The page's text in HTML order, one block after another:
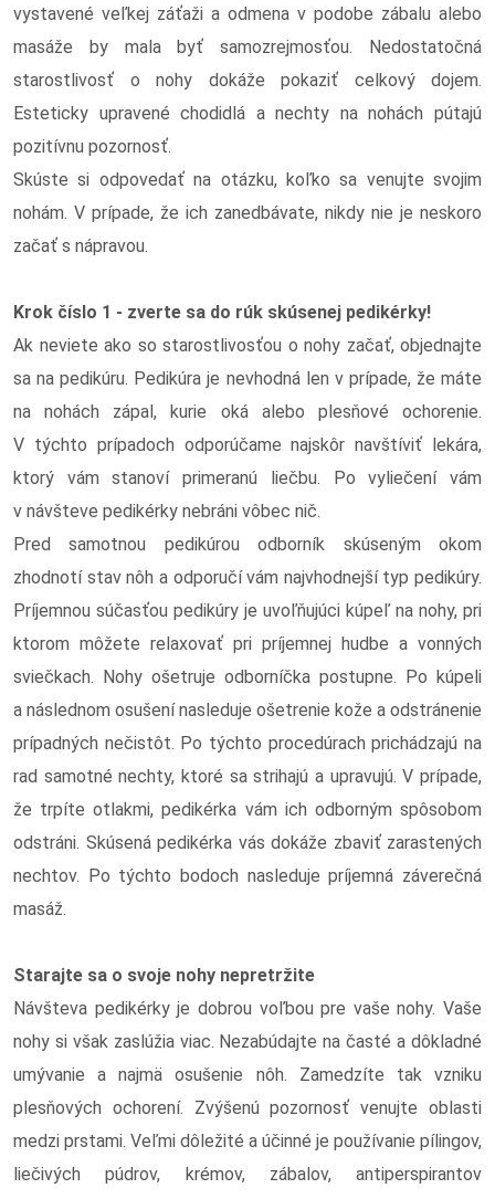
vystavené veľkej záťaži a odmena v podobe zábalu alebo
masáže by mala byť samozrejmosťou. Nedostatočná
starostlivosť o nohy dokáže pokaziť celkový dojem.
Esteticky upravené chodidlá a nechty na nohách pútajú
pozitívnu pozornosť.
Skúste si odpovedať na otázku, koľko sa venujte svojim
nohám. V prípade, že ich zanedbávate, nikdy nie je neskoro
začať s nápravou.
Krok číslo 1 - zverte sa do rúk skúsenej pedikérky!
Ak neviete ako so starostlivosťou o nohy začať, objednajte
sa na pedikúru. Pedikúra je nevhodná len v prípade, že máte
na nohách zápal, kurie oká alebo plesňové ochorenie.
V týchto prípadoch odporúčame najskôr navštíviť lekára,
ktorý vám stanoví primeranú liečbu. Po vyliečení vám
v návšteve pedikérky nebráni vôbec nič.
Pred samotnou pedikúrou odborník skúseným okom
zhodnotí stav nôh a odporučí vám najvhodnejší typ pedikúry.
Príjemnou súčasťou pedikúry je uvoľňujúci kúpeľ na nohy, pri
ktorom môžete relaxovať pri príjemnej hudbe a vonných
sviečkach. Nohy ošetruje odborníčka postupne. Po kúpeli
a následnom osušení nasleduje ošetrenie kože a odstránenie
prípadných nečistôt. Po týchto procedúrach prichádzajú na
rad samotné nechty, ktoré sa strihajú a upravujú. V prípade,
že trpíte otlakmi, pedikérka vám ich odborným spôsobom
odstráni. Skúsená pedikérka vás dokáže zbaviť zarastených
nechtov. Po týchto bodoch nasleduje príjemná záverečná
masáž.
Starajte sa o svoje nohy nepretržite
Návšteva pedikérky je dobrou voľbou pre vaše nohy. Vaše
nohy si však zaslúžia viac. Nezabúdajte na časté a dôkladné
umývanie a najmä osušenie nôh. Zamedzíte tak vzniku
plesňových ochorení. Zvýšenú pozornosť venujte oblasti
medzi prstami. Veľmi dôležité a účinné je používanie pílingov,
liečivých púdrov, krémov, zábalov, antiperspirantov